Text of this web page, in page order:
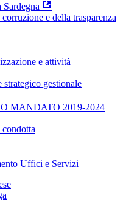
e della trasparenza
e attività
gestionale
MANDATO 2019-2024
Uffici e Servizi